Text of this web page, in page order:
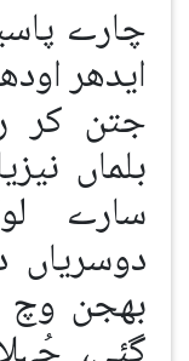
چارے
ایدھر
جتن کر
بلماں
سارے
بھجن وچ